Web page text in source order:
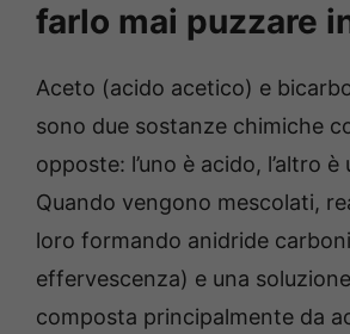
farlo mai puzzare
Aceto (acido acetico) e
sono due sostanze chimiche
opposte: l’uno è acido, l’altro è
Quando vengono mescolati,
loro formando anidride
effervescenza) e una
composta principalmente da